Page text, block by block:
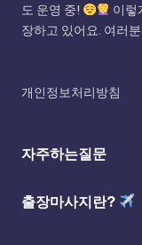
도 운영 중!
이렇
장하고 있어요. 여러
개인정보처리방침
자주하는질문
출장마사지란?